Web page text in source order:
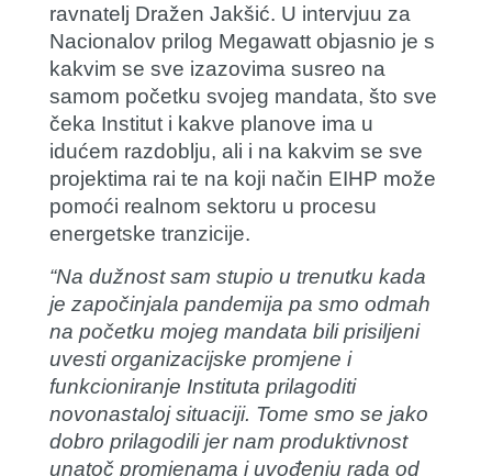
ravnatelj Dražen Jakšić. U intervjuu za
Nacionalov prilog Megawatt objasnio je s
kakvim se sve izazovima susreo na
samom početku svojeg mandata, što sve
čeka Institut i kakve planove ima u
idućem razdoblju, ali i na kakvim se sve
projektima rai te na koji način EIHP može
pomoći realnom sektoru u procesu
energetske tranzicije.
“Na dužnost sam stupio u trenutku kada
je započinjala pandemija pa smo odmah
na početku mojeg mandata bili prisiljeni
uvesti organizacijske promjene i
funkcioniranje Instituta prilagoditi
novonastaloj situaciji. Tome smo se jako
dobro prilagodili jer nam produktivnost
unatoč promjenama i uvođenju rada od